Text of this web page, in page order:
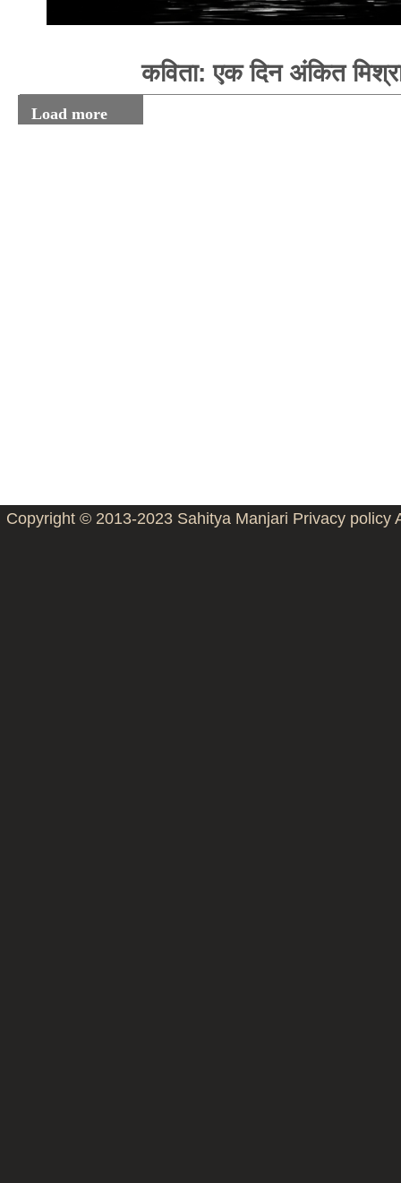
कविता: एक दिन अंकित
Load more
Copyright © 2013-2023 Sahitya Manjari Privacy policy